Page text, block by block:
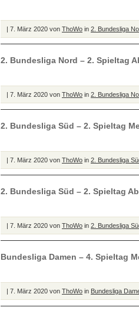
| 7. März 2020 von ThoWo in 2. Bundesliga
2. Bundesliga Nord – 2. Spieltag
| 7. März 2020 von ThoWo in 2. Bundesliga
2. Bundesliga Süd – 2. Spieltag
| 7. März 2020 von ThoWo in 2. Bundesliga
2. Bundesliga Süd – 2. Spieltag
| 7. März 2020 von ThoWo in 2. Bundesliga
Bundesliga Damen – 4. Spieltag
| 7. März 2020 von ThoWo in Bundesliga